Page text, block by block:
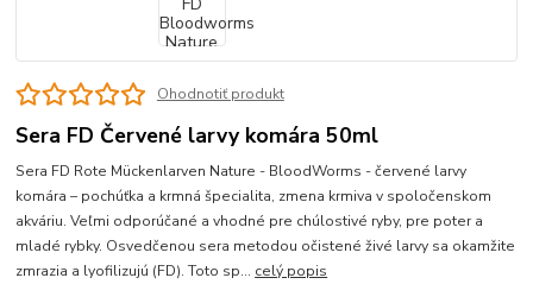
Ohodnotiť produkt
Sera FD Červené larvy komára 50ml
Sera FD Rote Mückenlarven Nature - BloodWorms - červené larvy
komára – pochúťka a krmná špecialita, zmena krmiva v spoločenskom
akváriu. Veľmi odporúčané a vhodné pre chúlostivé ryby, pre poter a
mladé rybky. Osvedčenou sera metodou očistené živé larvy sa okamžite
zmrazia a lyofilizujú (FD). Toto sp... celý popis